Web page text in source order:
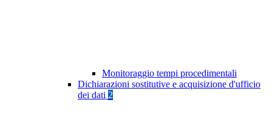
Monitoraggio tempi procedimentali
Dichiarazioni sostitutive e acquisizione d'ufficio
dei dati 2